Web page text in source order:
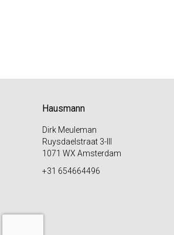
Hausmann
Dirk Meuleman
Ruysdaelstraat 3-III
1071 WX Amsterdam
+31 654664496